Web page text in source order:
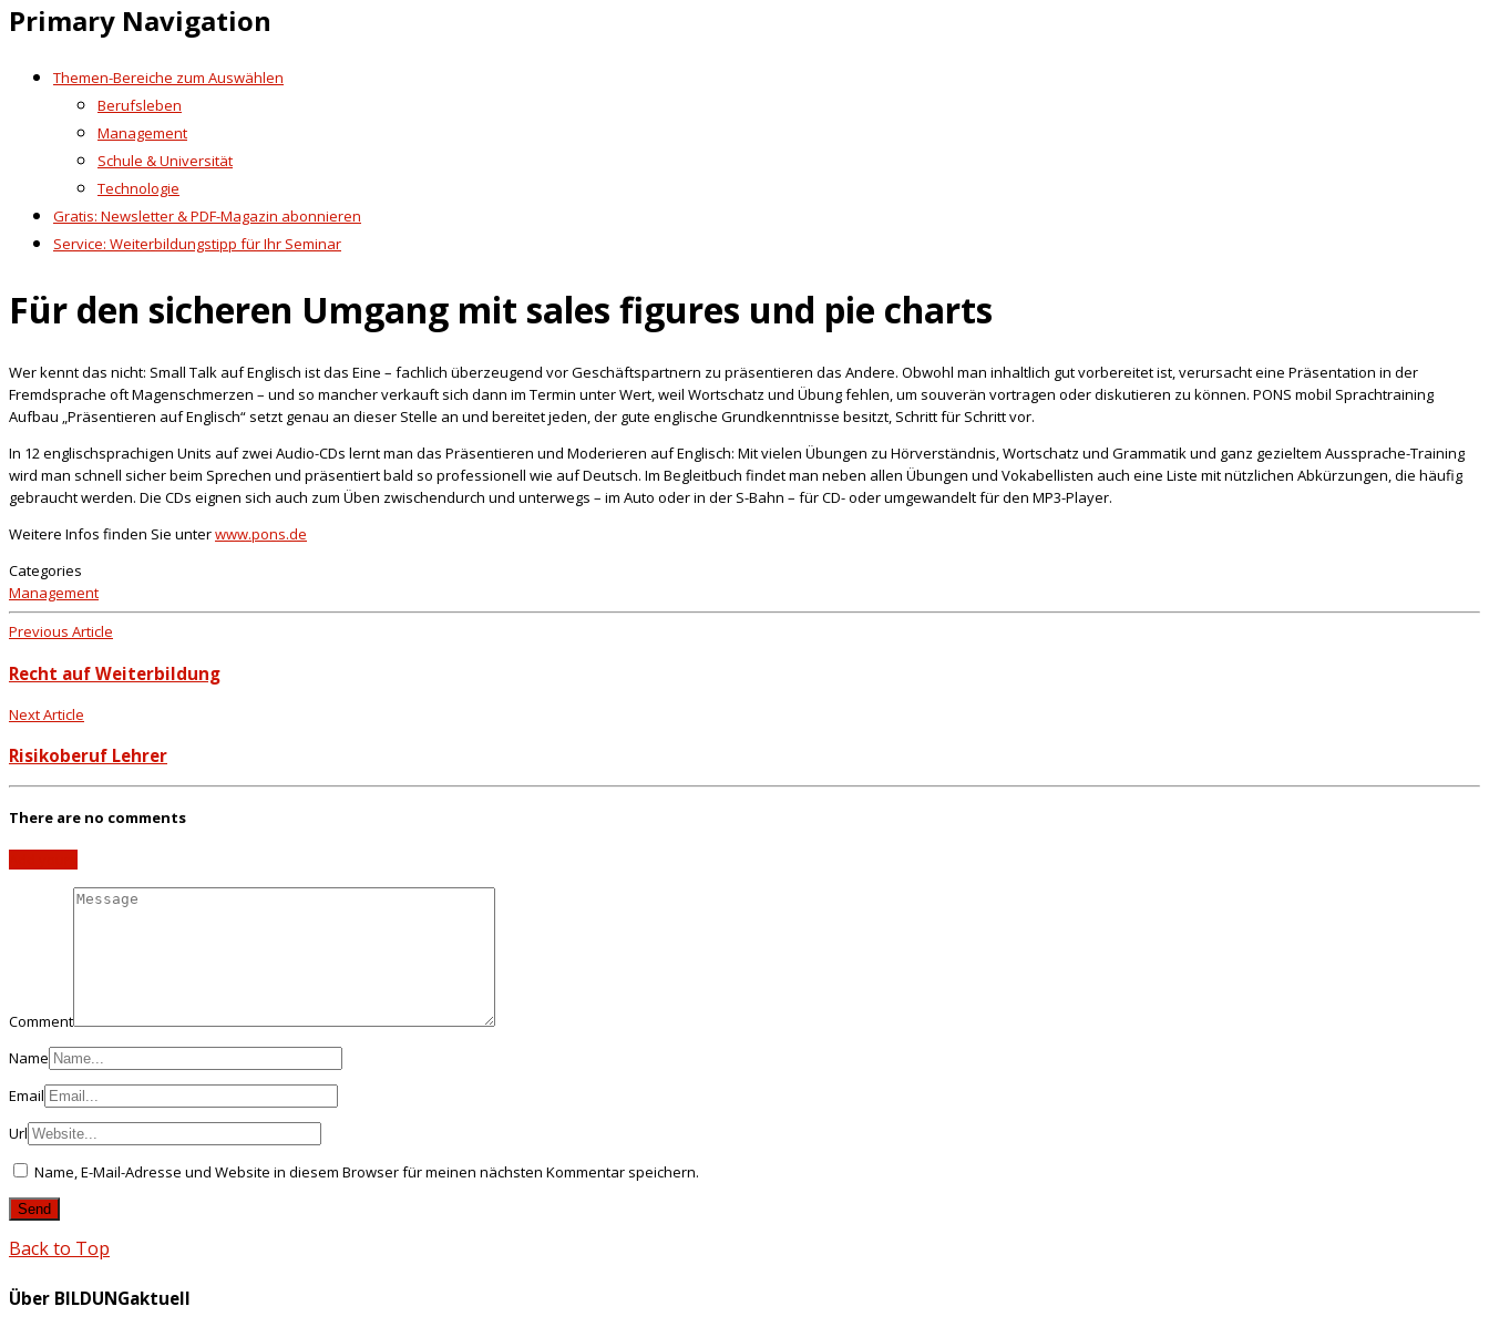
Primary Navigation
Themen-Bereiche zum Auswählen
Berufsleben
Management
Schule & Universität
Technologie
Gratis: Newsletter & PDF-Magazin abonnieren
Service: Weiterbildungstipp für Ihr Seminar
Für den sicheren Umgang mit sales figures und pie charts
Wer kennt das nicht: Small Talk auf Englisch ist das Eine – fachlich überzeugend vor Geschäftspartnern zu präsentieren das Andere. Obwohl man inhaltlich gut vorbereitet ist, verursacht eine Präsentation in der
Fremdsprache oftMagenschmerzen – und so mancher verkauft sich dann im Termin unter Wert, weil Wortschatz und Übung fehlen, um souverän vortragen oder diskutieren zu können. PONS mobil Sprachtraining
Aufbau „Präsentieren auf Englisch“ setzt genau an dieser Stelle an und bereitet jeden, der gute englische Grundkenntnisse besitzt, Schritt für Schritt vor.
In 12 englischsprachigen Units auf zwei Audio-CDs lernt man das Präsentieren und Moderieren auf Englisch: Mit vielen Übungen zu Hörverständnis, Wortschatz und Grammatik und ganz gezieltem Aussprache-Training
wird man schnell sicher beim Sprechen und präsentiert bald so professionell wie auf Deutsch. Im Begleitbuch findet man neben allen Übungen und Vokabellisten auch eine Liste mit nützlichen Abkürzungen, die häufig
gebraucht werden. Die CDs eignen sich auch zum Üben zwischendurch und unterwegs – im Auto oder in der S-Bahn – für CD- oder umgewandelt für den MP3-Player.
Weitere Infos finden Sie unterwww.pons.de
Categories
Management
Previous Article
Recht auf Weiterbildung
Next Article
Risikoberuf Lehrer
There are no comments
Comment
Name
Email
Url
Name, E-Mail-Adresse und Website in diesem Browser für meinen nächsten Kommentar speichern.
Back to Top
Über BILDUNGaktuell